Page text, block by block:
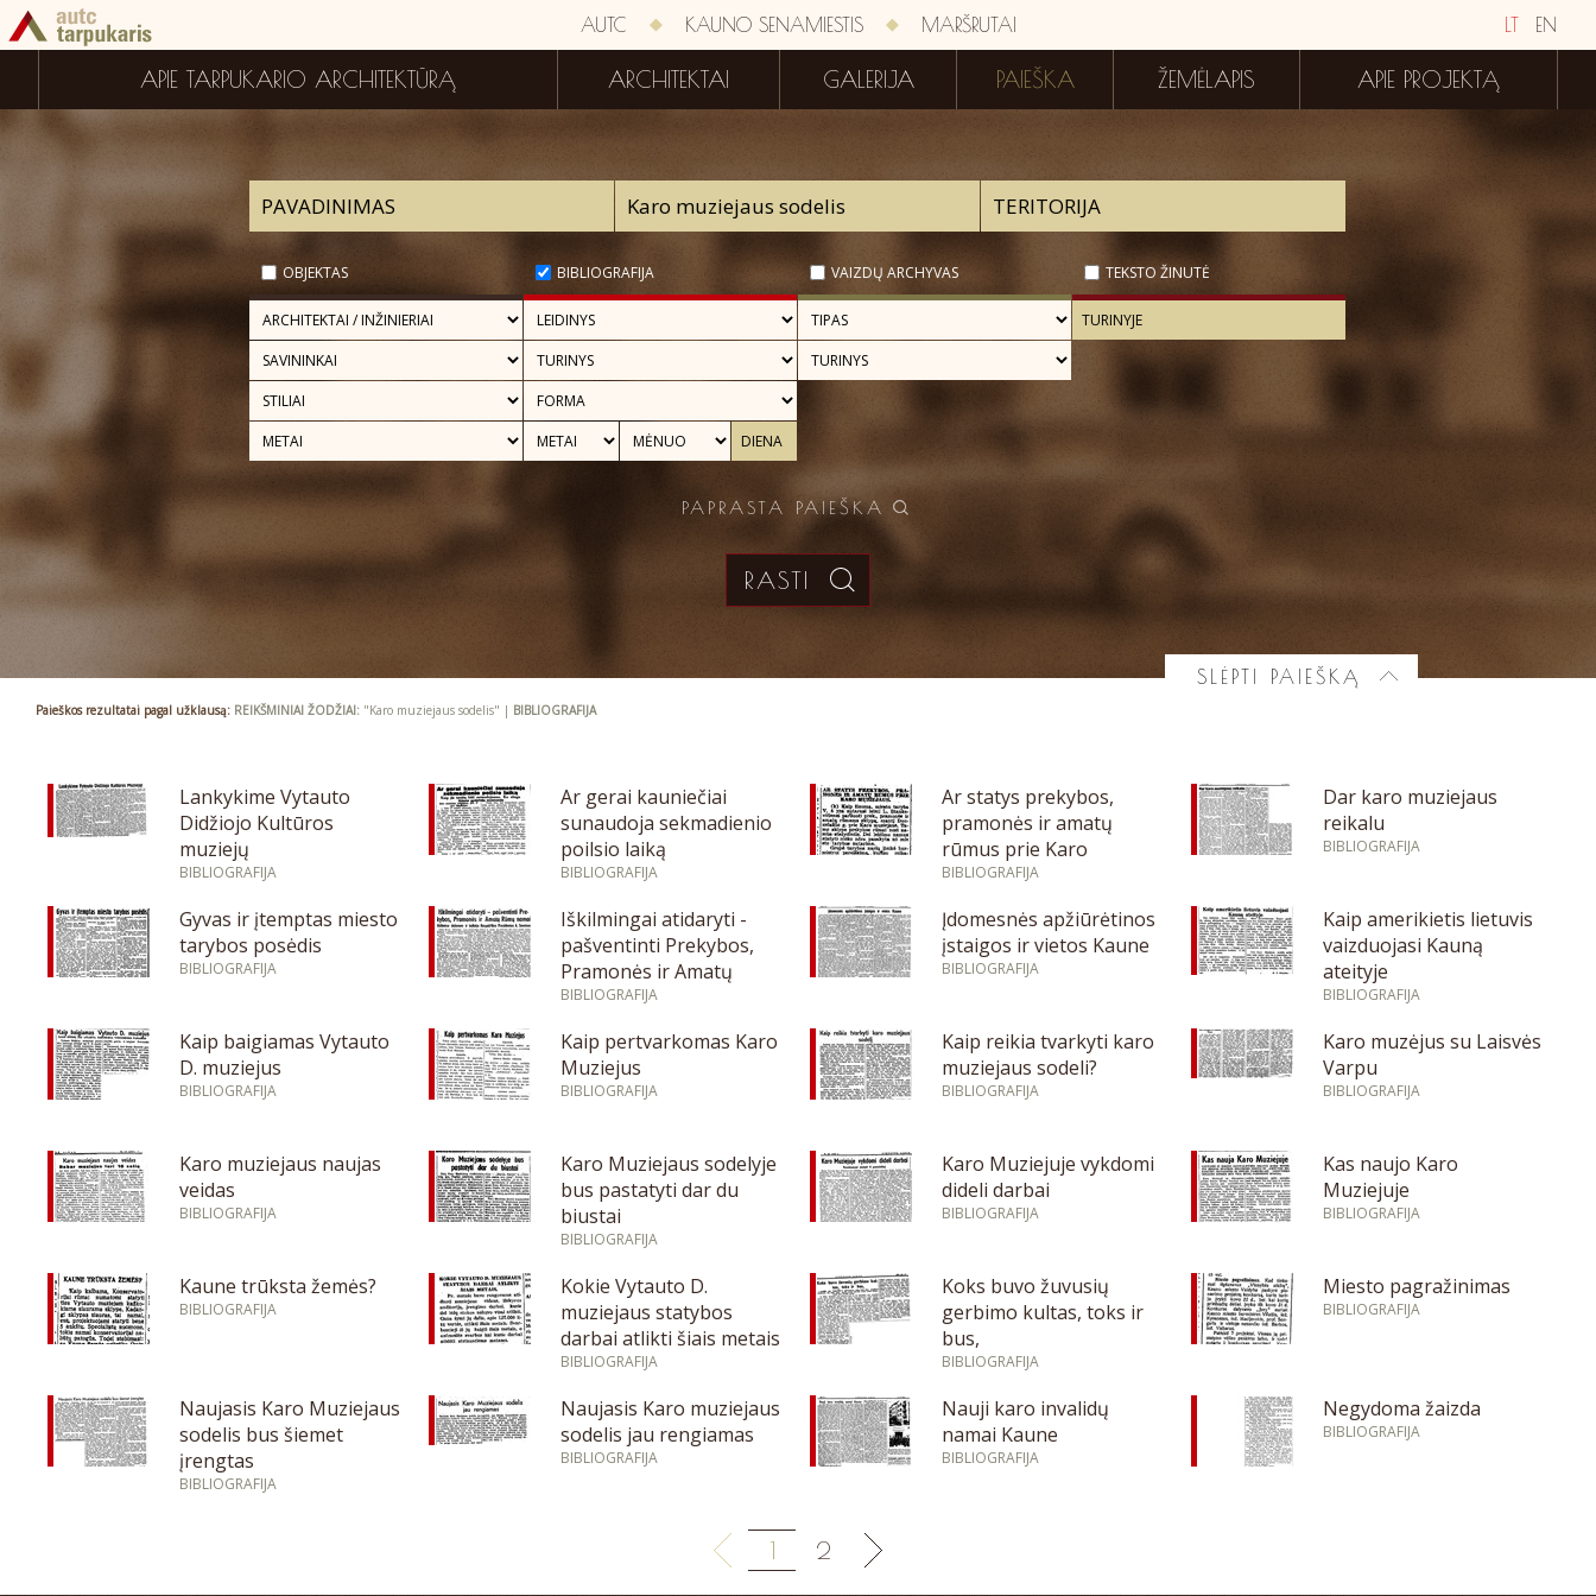
LT EN
AUTC KAUNO SENAMIESTIS MARŠRUTAI
APIE TARPUKARIO ARCHITEKTŪRĄ ARCHITEKTAI GALERIJA PAIEŠKA ŽEMĖLAPIS APIE PROJEKTĄ
OBJEKTAS BIBLIOGRAFIJA VAIZDŲ ARCHYVAS TEKSTO ŽINUTĖ
PAPRASTA PAIEŠKA
SLĖPTI PAIEŠKĄ
Paieškos rezultatai pagal užklausą: REIKŠMINIAI ŽODŽIAI: "Karo muziejaus sodelis" | BIBLIOGRAFIJA
Lankykime Vytauto
Didžiojo Kultūros
muziejų
BIBLIOGRAFIJA
Ar gerai kauniečiai
sunaudoja sekmadienio
poilsio laiką
BIBLIOGRAFIJA
Ar statys prekybos,
pramonės ir amatų
rūmus prie Karo
muziejaus
BIBLIOGRAFIJA
Dar karo muziejaus
reikalu
BIBLIOGRAFIJA
Gyvas ir įtemptas miesto
tarybos posėdis
BIBLIOGRAFIJA
Iškilmingai atidaryti -
pašventinti Prekybos,
Pramonės ir Amatų
Rūmų namai
BIBLIOGRAFIJA
Įdomesnės apžiūrėtinos
įstaigos ir vietos Kaune
BIBLIOGRAFIJA
Kaip amerikietis lietuvis
vaizduojasi Kauną
ateityje
BIBLIOGRAFIJA
Kaip baigiamas Vytauto
D. muziejus
BIBLIOGRAFIJA
Kaip pertvarkomas Karo
Muziejus
BIBLIOGRAFIJA
Kaip reikia tvarkyti karo
muziejaus sodeli?
BIBLIOGRAFIJA
Karo muzėjus su Laisvės
Varpu
BIBLIOGRAFIJA
Karo muziejaus naujas
veidas
BIBLIOGRAFIJA
Karo Muziejaus sodelyje
bus pastatyti dar du
biustai
BIBLIOGRAFIJA
Karo Muziejuje vykdomi
dideli darbai
BIBLIOGRAFIJA
Kas naujo Karo
Muziejuje
BIBLIOGRAFIJA
Kaune trūksta žemės?
BIBLIOGRAFIJA
Kokie Vytauto D.
muziejaus statybos
darbai atlikti šiais metais
BIBLIOGRAFIJA
Koks buvo žuvusių
gerbimo kultas, toks ir
bus,
BIBLIOGRAFIJA
Miesto pagražinimas
BIBLIOGRAFIJA
Naujasis Karo Muziejaus
sodelis bus šiemet
įrengtas
BIBLIOGRAFIJA
Naujasis Karo muziejaus
sodelis jau rengiamas
BIBLIOGRAFIJA
Nauji karo invalidų
namai Kaune
BIBLIOGRAFIJA
Negydoma žaizda
BIBLIOGRAFIJA
1 2